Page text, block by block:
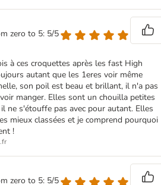
zero to 5: 5/5
à ces croquettes après les fast High
autant que les 1eres voir même
son poil est beau et brillant, il n'a pas
manger. Elles sont un chouilla petites
ne s'étouffe pas avec pour autant. Elles
mieux classées et je comprend pourquoi
!
zero to 5: 5/5